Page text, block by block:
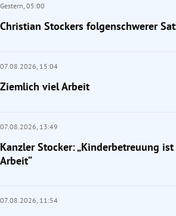
Gestern, 05:00
Christian Stockers folgenschwerer
07.08.2026, 15:04
Ziemlich viel Arbeit
07.08.2026, 13:49
Kanzler Stocker: „Kinderbetreuung
Arbeit“
07.08.2026, 11:54